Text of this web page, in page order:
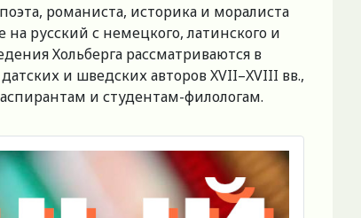
романиста, историка и моралиста
русский с немецкого, латинского и
Хольберга рассматриваются в
и шведских авторов XVII–XVIII вв.,
и студентам-филологам.